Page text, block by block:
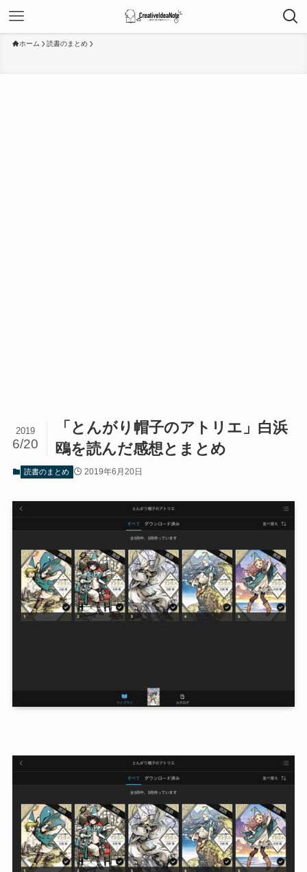
ホーム 読書のまとめ
「とんがり帽子のアトリエ」白浜
鴎を読んだ感想とまとめ
2019
6/20
読書のまとめ 2019年6月20日